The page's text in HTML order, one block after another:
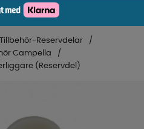
Tillbehör-Reservdelar
Campella
(Reservdel)